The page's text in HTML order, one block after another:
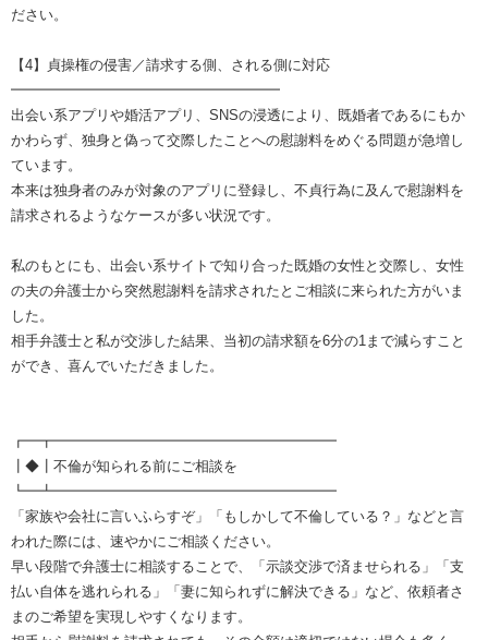
ださい。
【4】貞操権の侵害／請求する側、される側に対応
━━━━━━━━━━━━━━━━━━━
出会い系アプリや婚活アプリ、SNSの浸透により、既婚者であるにもか
かわらず、独身と偽って交際したことへの慰謝料をめぐる問題が急増し
ています。
本来は独身者のみが対象のアプリに登録し、不貞行為に及んで慰謝料を
請求されるようなケースが多い状況です。
私のもとにも、出会い系サイトで知り合った既婚の女性と交際し、女性
の夫の弁護士から突然慰謝料を請求されたとご相談に来られた方がいま
した。
相手弁護士と私が交渉した結果、当初の請求額を6分の1まで減らすこと
ができ、喜んでいただきました。
┏━┳━━━━━━━━━━━━━━━━━━━━
┃◆┃不倫が知られる前にご相談を
┗━┻━━━━━━━━━━━━━━━━━━━━
「家族や会社に言いふらすぞ」「もしかして不倫している？」などと言
われた際には、速やかにご相談ください。
早い段階で弁護士に相談することで、「示談交渉で済ませられる」「支
払い自体を逃れられる」「妻に知られずに解決できる」など、依頼者さ
まのご希望を実現しやすくなります。